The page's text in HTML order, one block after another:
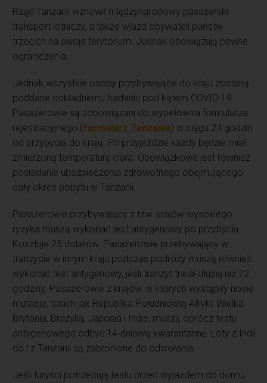
Rząd Tanzanii wznowił międzynarodowy pasażerski
transport lotniczy, a także wjazd obywateli państw
trzecich na swoje terytorium. Jednak obowiązują pewne
ograniczenia.
Jednak wszystkie osoby przybywające do kraju zostaną
poddane dokładnemu badaniu pod kątem COVID-19.
Pasażerowie są zobowiązani do wypełnienia formularza
rejestracyjnego (formularz Tanzania) w ciągu 24 godzin
od przybycia do kraju. Po przyjeździe każdy będzie miał
zmierzoną temperaturę ciała. Obowiązkowe jest również
posiadanie ubezpieczenia zdrowotnego obejmującego
cały okres pobytu w Tanzanii.
Pasażerowie przybywający z tzw. krajów wysokiego
ryzyka muszą wykonać test antygenowy po przybyciu.
Kosztuje 25 dolarów. Pasażerowie przebywający w
tranzycie w innym kraju podczas podróży muszą również
wykonać test antygenowy, jeśli tranzyt trwał dłużej niż 72
godziny. Pasażerowie z krajów, w których wystąpiły nowe
mutacje, takich jak Republika Południowej Afryki, Wielka
Brytania, Brazylia, Japonia i Indie, muszą oprócz testu
antygenowego odbyć 14-dniową kwarantannę. Loty z Indii
do i z Tanzanii są zabronione do odwołania.
Jeśli turyści potrzebują testu przed wyjazdem do domu,